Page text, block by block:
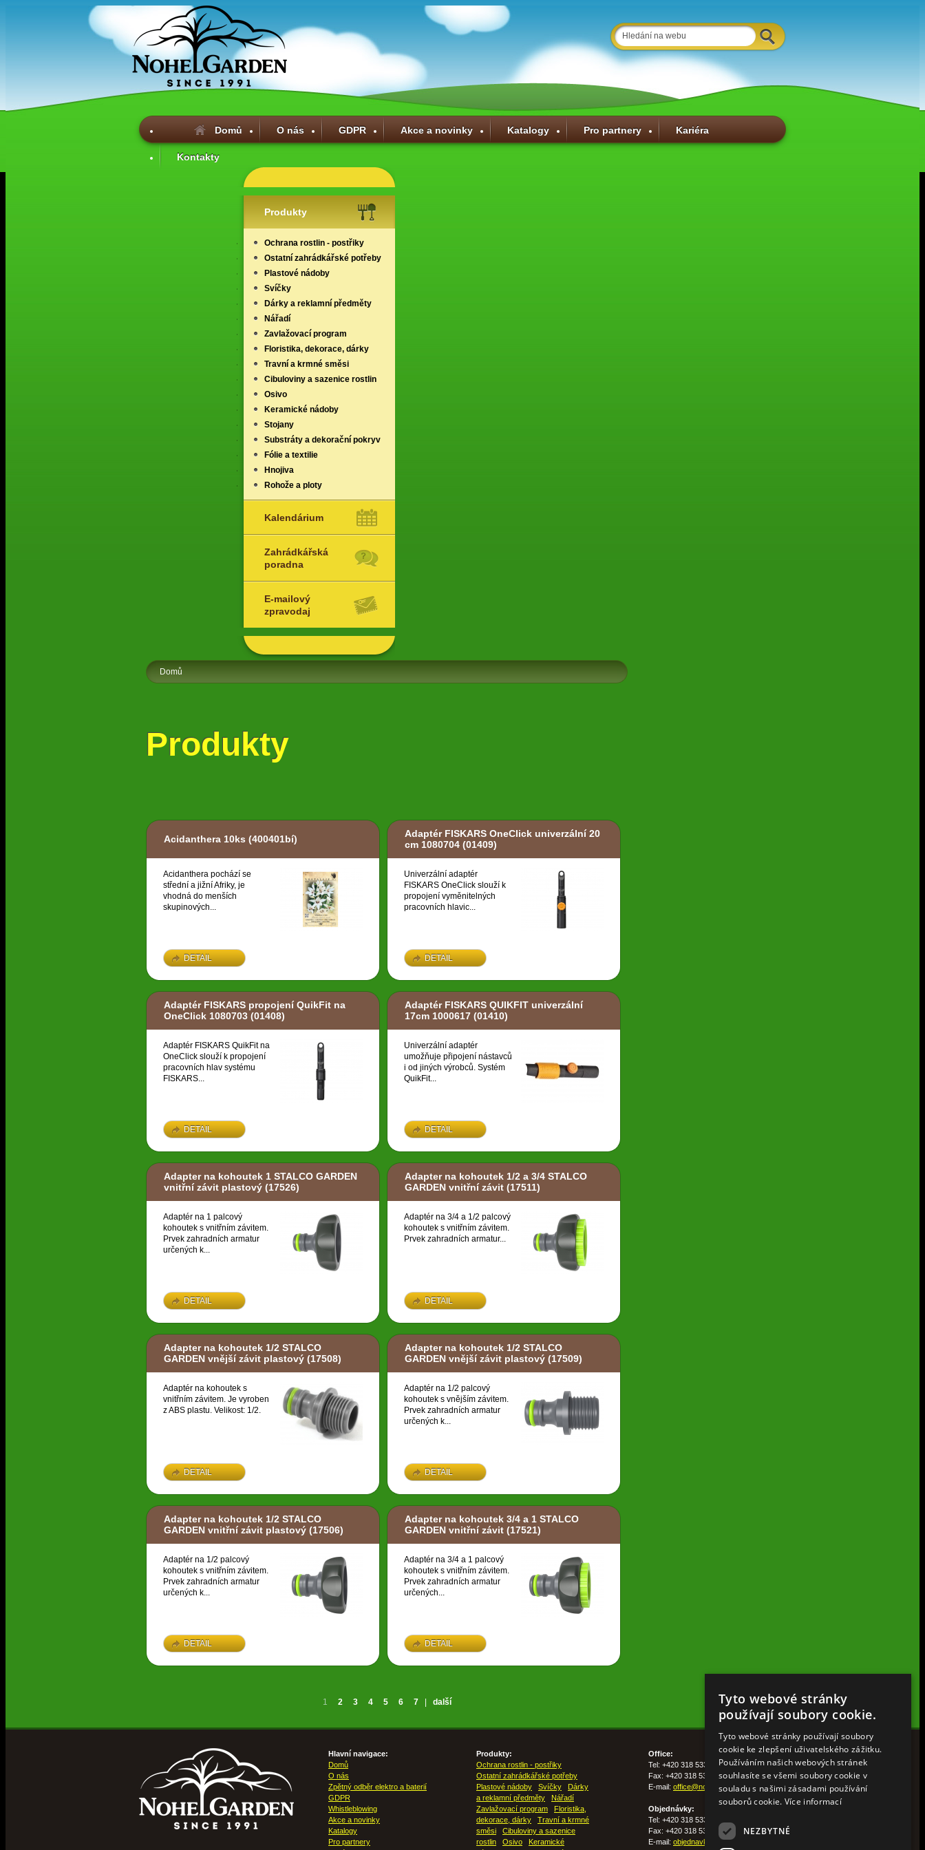
Domů O nás GDPR Akce a novinky Katalogy Pro partnery Kariéra
Kontakty
Produkty
Ochrana rostlin - postřiky
Ostatní zahrádkářské potřeby
Plastové nádoby
Svíčky
Dárky a reklamní předměty
Nářadí
Zavlažovací program
Floristika, dekorace, dárky
Travní a krmné směsi
Cibuloviny a sazenice rostlin
Osivo
Keramické nádoby
Stojany
Substráty a dekorační pokryv
Fólie a textilie
Hnojiva
Rohože a ploty
Kalendárium
Zahrádkářská
poradna
E-mailový
zpravodaj
Domů
Produkty
Acidanthera 10ks (400401bí)
Acidanthera pochází se
střední a jižní Afriky, je
vhodná do menších
skupinových...
DETAIL
Adaptér FISKARS OneClick univerzální 20
cm 1080704 (01409)
Univerzální adaptér
FISKARS OneClick slouží k
propojení vyměnitelných
pracovních hlavic...
DETAIL
Adaptér FISKARS propojení QuikFit na
OneClick 1080703 (01408)
Adaptér FISKARS QuikFit na
OneClick slouží k propojení
pracovních hlav systému
FISKARS...
DETAIL
Adaptér FISKARS QUIKFIT univerzální
17cm 1000617 (01410)
Univerzální adaptér
umožňuje připojení nástavců
i od jiných výrobců. Systém
QuikFit...
DETAIL
Adapter na kohoutek 1 STALCO GARDEN
vnitřní závit plastový (17526)
Adaptér na 1 palcový
kohoutek s vnitřním závitem.
Prvek zahradních armatur
určených k...
DETAIL
Adapter na kohoutek 1/2 a 3/4 STALCO
GARDEN vnitřní závit (17511)
Adaptér na 3/4 a 1/2 palcový
kohoutek s vnitřním závitem.
Prvek zahradních armatur...
DETAIL
Adapter na kohoutek 1/2 STALCO
GARDEN vnější závit plastový (17508)
Adaptér na kohoutek s
vnitřním závitem. Je vyroben
z ABS plastu. Velikost: 1/2.
DETAIL
Adapter na kohoutek 1/2 STALCO
GARDEN vnější závit plastový (17509)
Adaptér na 1/2 palcový
kohoutek s vnějším závitem.
Prvek zahradních armatur
určených k...
DETAIL
Adapter na kohoutek 1/2 STALCO
GARDEN vnitřní závit plastový (17506)
Adaptér na 1/2 palcový
kohoutek s vnitřním závitem.
Prvek zahradních armatur
určených k...
DETAIL
Adapter na kohoutek 3/4 a 1 STALCO
GARDEN vnitřní závit (17521)
Adaptér na 3/4 a 1 palcový
kohoutek s vnitřním závitem.
Prvek zahradních armatur
určených...
DETAIL
1 2 3 4 5 6 7 další
Hlavní navigace:
Domů
O nás
Zpětný odběr elektro a baterií
GDPR
Whistleblowing
Akce a novinky
Katalogy
Pro partnery
Produkty:
Ochrana rostlin - postřiky
Ostatní zahrádkářské potřeby
Plastové nádoby
Svíčky
Dárky
a reklamní předměty
Nářadí
Zavlažovací program
Floristika,
dekorace, dárky
Travní a krmné
směsi
Cibuloviny a sazenice
rostlin
Osivo
Keramické
Office:
Tel: +420 318 533 511
Fax: +420 318 533 513
E-mail: office@nohelgarden.cz
Objednávky:
Tel: +420 318 533 533
Fax: +420 318 533 538
E-mail: objednavky@nohelgarden.cz
Tyto webové stránky
používají soubory cookie.
Tyto webové stránky používají soubory
cookie ke zlepšení uživatelského zážitku.
Používáním našich webových stránek
souhlasíte se všemi soubory cookie v
souladu s našimi zásadami používání
souborů cookie. Více informací
NEZBYTNÉ